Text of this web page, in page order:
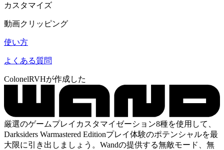
カスタマイズ
動画クリッピング
使い方
よくある質問
ColonelRVHが作成した
厳選のゲームプレイカスタマイゼーション8種を使用して、
Darksiders Warmastered Editionプレイ体験のポテンシャルを最
大限に引き出しましょう。Wandの提供する無敵モード、無